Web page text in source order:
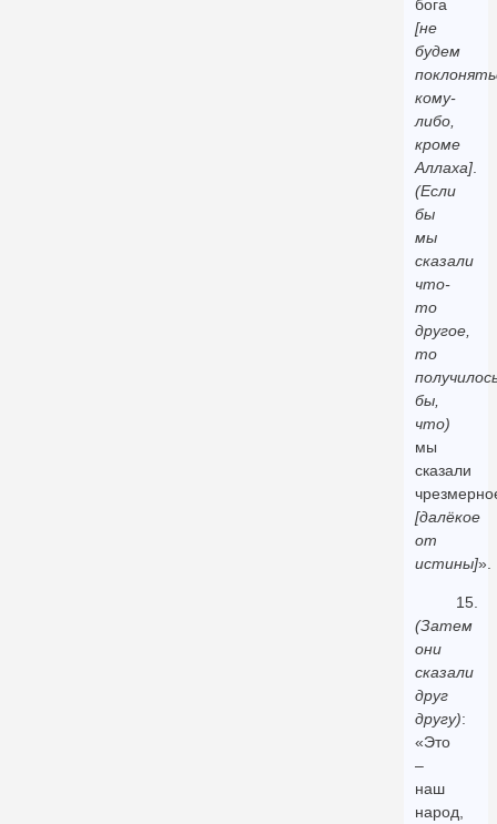
бога
[не
будем
кому-
либо,
кроме
Аллаха].
(Если
бы
мы
сказали
что-
то
другое,
то
бы,
что)
мы
сказали
[далёкое
от
истины]».
15.
(Затем
они
сказали
друг
другу):
«Это
–
наш
народ,